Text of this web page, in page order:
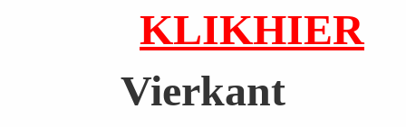
KLIKHIER
Vierkant